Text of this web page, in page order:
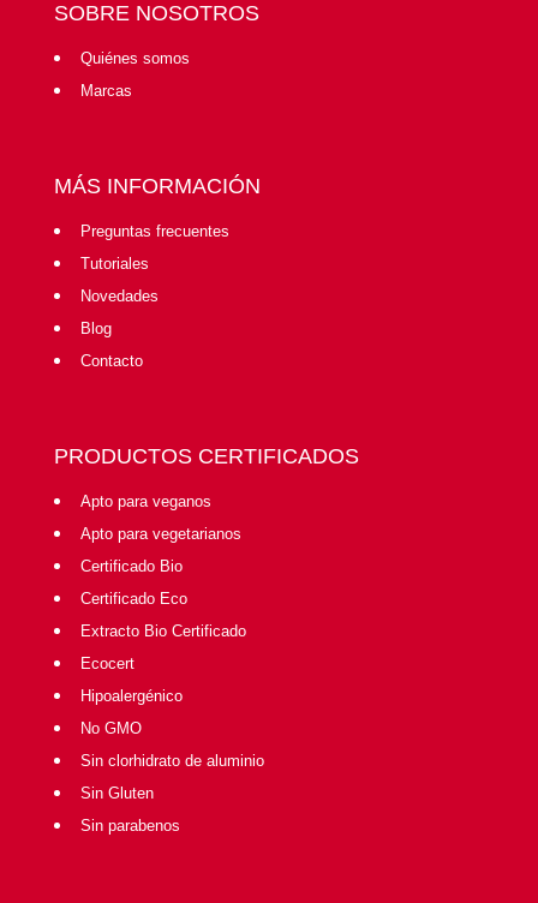
SOBRE NOSOTROS
Quiénes somos
Marcas
MÁS INFORMACIÓN
Preguntas frecuentes
Tutoriales
Novedades
Blog
Contacto
PRODUCTOS CERTIFICADOS
Apto para veganos
Apto para vegetarianos
Certificado Bio
Certificado Eco
Extracto Bio Certificado
Ecocert
Hipoalergénico
No GMO
Sin clorhidrato de aluminio
Sin Gluten
Sin parabenos